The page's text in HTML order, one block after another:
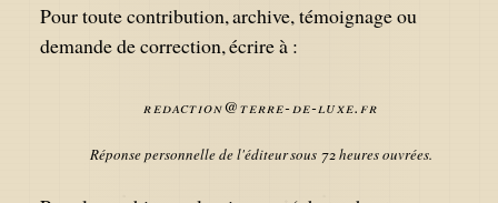
Pour toute contribution, archive, témoignage ou
demande de correction, écrire à :
redaction@terre-de-luxe.fr
Réponse personnelle de l'éditeur sous 72 heures ouvrées.